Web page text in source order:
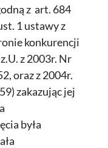
z art. 684
1 ustawy z
konkurencji
z 2003r. Nr
oraz z 2004r.
zakazując jej
była